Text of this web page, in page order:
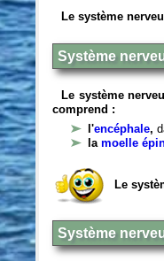
Le système
Système
Le système
comprend :
l'encéphale,
lamoelle
Le
Système